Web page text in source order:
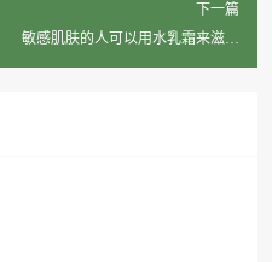
下一篇
敏感肌肤的人可以用水乳霜来滋润